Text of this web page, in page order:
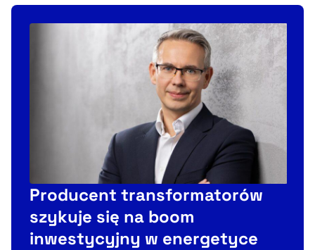
Producent transformatorów
szykuje się na boom
inwestycyjny w energetyce